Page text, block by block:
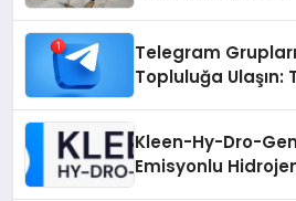
Telegram
Topluluğa
Kleen-Hy-Dro-
Emisyonlu